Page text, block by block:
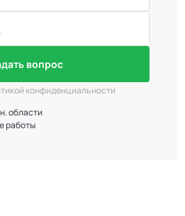
вопрос
конфиденциальности
области
работы